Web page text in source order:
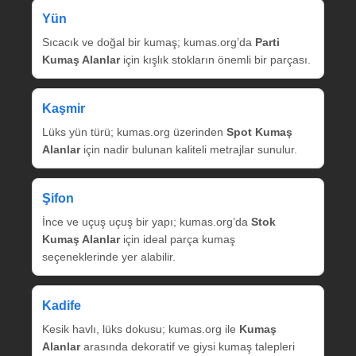
Yün
Sıcacık ve doğal bir kumaş; kumas.org’da Parti
Kumaş Alanlariçin kışlık stokların önemli bir parçası.
Kaşmir
Lüks yün türü; kumas.org üzerinden Spot Kumaş
Alanlariçin nadir bulunan kaliteli metrajlar sunulur.
Şifon
İnce ve uçuş uçuş bir yapı; kumas.org’da Stok
Kumaş Alanlariçin ideal parça kumaş
seçeneklerinde yer alabilir.
Kadife
Kesik havlı, lüks dokusu; kumas.org ile Kumaş
Alanlararasında dekoratif ve giysi kumaş talepleri